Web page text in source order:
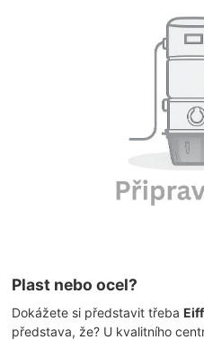
Plast nebo ocel?
Dokážete si představit třeba
představa, že? U kvalitního